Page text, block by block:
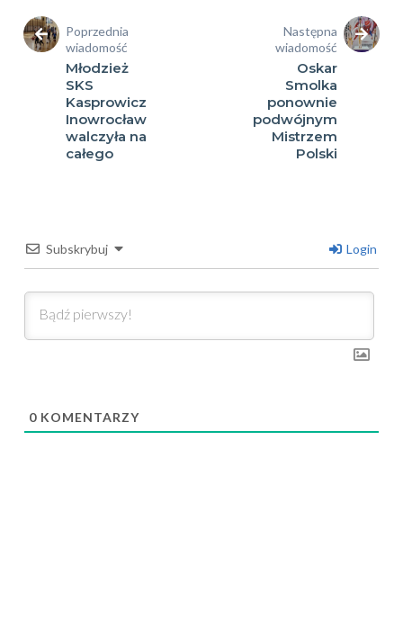
Poprzednia
wiadomość
Młodzież
SKS
Kasprowicz
Inowrocław
walczyła na
całego
Następna
wiadomość
Oskar
Smolka
ponownie
podwójnym
Mistrzem
Polski
Subskrybuj Login
0 KOMENTARZY